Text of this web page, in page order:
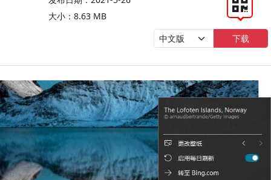
大小：8.63 MB
下载